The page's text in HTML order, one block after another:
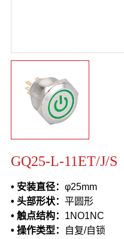
GQ25-L-11ET/J/S
• 安装直径： φ25mm
• 头部形状： 平圆形
• 触点结构： 1NO1NC
• 操作类型：
自复/自锁